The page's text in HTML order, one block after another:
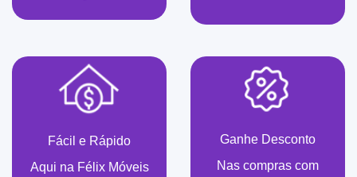
Fácil e Rápido
Aqui na Félix Móveis
Ganhe Desconto
Nas compras com